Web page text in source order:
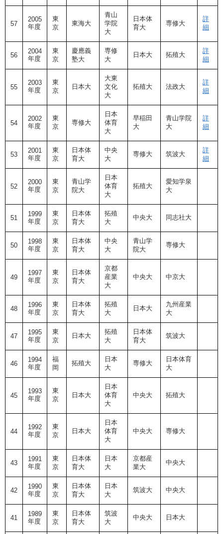
57
2005
年度
東
京
東海大
青山
学院
大
日本体
育大
専修大
詳
細
56
2004
年度
東
京
慶應義
塾大
専修
大
日本大 拓殖大
詳
細
55
2003
年度
東
京
日本大
大東
文化
大
拓殖大 法政大
詳
細
54
2002
年度
東
京
専修大
日本
体育
大
早稲田
大
青山学院
大
詳
細
53
2001
年度
東
京
日本体
育大
中央
大
専修大 筑波大
詳
細
52
2000
年度
東
京
青山学
院大
日本
体育
大
拓殖大
愛知学泉
大
51
1999
年度
東
京
日本体
育大
拓殖
大
中央大 同志社大
50
1998
年度
東
京
日本体
育大
中央
大
青山学
院大
専修大
49
1997
年度
東
京
日本体
育大
京都
産業
大
中央大 中京大
48
1996
年度
東
京
日本体
育大
拓殖
大
日本大
九州産業
大
47
1995
年度
東
京
日本大
拓殖
大
日本体
育大
筑波大
46
1994
年度
福
岡
拓殖大
日本
大
専修大
日本体育
大
45
1993
年度
東
京
日本大
日本
体育
大
中央大 拓殖大
44
1992
年度
東
京
日本大
日本
体育
大
中央大 専修大
43
1991
年度
東
京
日本体
育大
日本
大
京都産
業大
中央大
42
1990
年度
東
京
日本体
育大
日本
大
筑波大 中央大
41
1989
年度
東
京
日本体
育大
筑波
大
中央大 日本大